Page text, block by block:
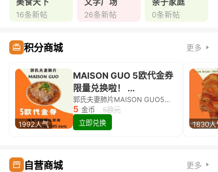
美食天下
16条新帖
文学广场
26条新帖
亲子家庭
0条新帖
积分商城 更多
1992人气
MAISON GUO 5欧代金券
限量兑换啦！ ...
郭氏夫妻肺片MAISON GUO5欧代金券限量兑换啦！
5 金币
5欧元
立即兑换
1830人
自营商城 更多